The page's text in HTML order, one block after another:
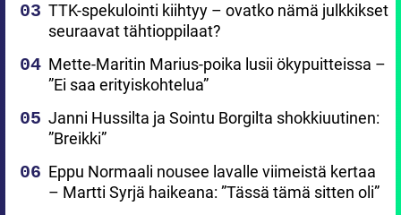
TTK-spekulointi kiihtyy – ovatko nämä julkkikset
seuraavat tähtioppilaat?
Mette-Maritin Marius-poika lusii ökypuitteissa –
”Ei saa erityiskohtelua”
Janni Hussilta ja Sointu Borgilta shokkiuutinen:
”Breikki”
Eppu Normaali nousee lavalle viimeistä kertaa
– Martti Syrjä haikeana: ”Tässä tämä sitten oli”